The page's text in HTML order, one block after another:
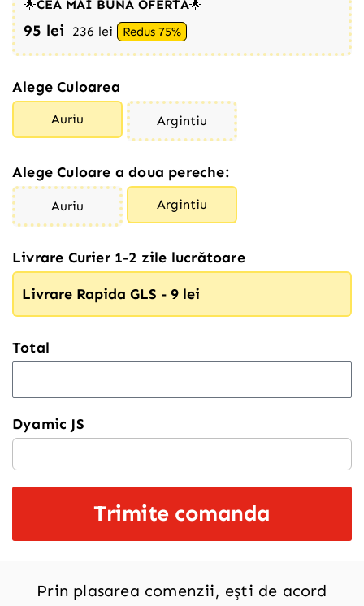
🌟CEA MAI BUNĂ OFERTĂ🌟
95 lei 236 lei Redus 75%
Alege Culoarea
Auriu Argintiu
Alege Culoare a doua pereche:
Auriu Argintiu
Livrare Curier 1-2 zile lucrătoare
Livrare Rapida GLS - 9 lei
Total
Dyamic JS
Trimite comanda
Prin plasarea comenzii, ești de acord